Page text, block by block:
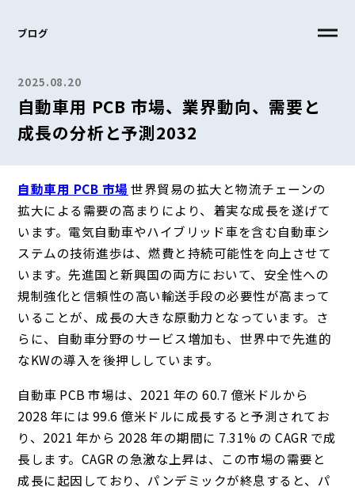
ブログ
2025.08.20
自動車用 PCB 市場、業界動向、需要と
成長の分析と予測2032
自動車用 PCB 市場 世界貿易の拡大と物流チェーンの
拡大による需要の高まりにより、着実な成長を遂げて
います。電気自動車やハイブリッド車を含む自動車シ
ステムの技術進歩は、燃費と持続可能性を向上させて
います。先進国と新興国の両方において、安全性への
規制強化と信頼性の高い輸送手段の必要性が高まって
いることが、成長の大きな原動力となっています。さ
らに、自動車分野のサービス増加も、世界中で先進的
なKWの導入を後押ししています。
自動車 PCB 市場は、2021 年の 60.7 億米ドルから
2028 年には 99.6 億米ドルに成長すると予測されてお
り、2021 年から 2028 年の期間に 7.31% の CAGR で成
長します。CAGR の急激な上昇は、この市場の需要と
成長に起因しており、パンデミックが終息すると、パ